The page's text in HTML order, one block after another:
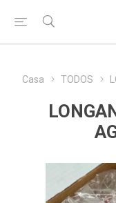
Casa TODOS